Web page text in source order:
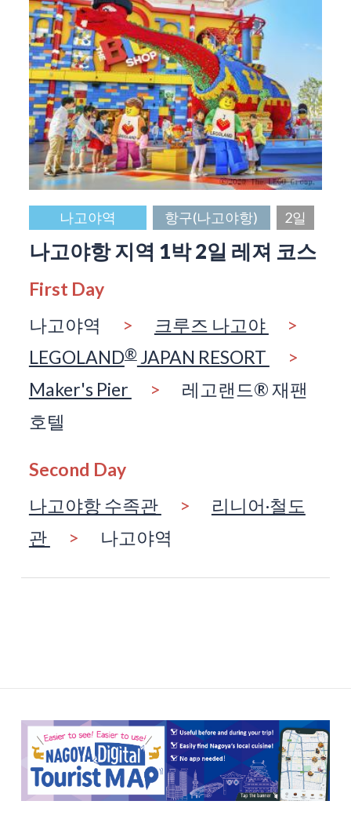
나고야역 항구(나고야항) 2일
나고야항 지역 1박 2일 레져 코스
First Day
나고야역
> 크루즈 나고야
>
LEGOLAND®JAPAN RESORT
>
Maker's Pier
> 레고랜드® 재팬
호텔
Second Day
나고야항 수족관
>
리니어·철도
관
> 나고야역